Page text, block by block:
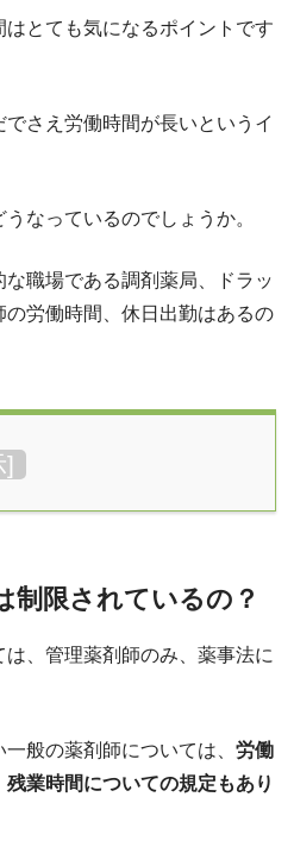
とても気になるポイントです
さえ労働時間が長いというイ
なっているのでしょうか。
職場である調剤薬局、ドラッ
労働時間、休日出勤はあるの
]
制限されているの？
、管理薬剤師のみ、薬事法に
般の薬剤師については、 労働
業時間についての規定もあり